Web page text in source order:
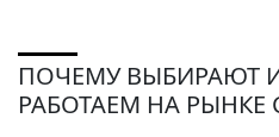
ПОЧЕМУ ВЫБИРАЮТ
РАБОТАЕМ НА РЫНКЕ